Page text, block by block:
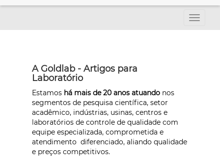
A Goldlab - Artigos para
Laboratório
Estamos há mais de 20 anos atuando nos
segmentos de pesquisa científica, setor
acadêmico, indústrias, usinas, centros e
laboratórios de controle de qualidade com
equipe especializada, comprometida e
atendimento diferenciado, aliando qualidade
e preços competitivos.